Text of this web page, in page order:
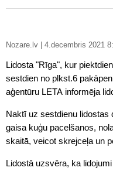
Nozare.lv | 4.decembris 2021
Lidosta "Rīga", kur
sestdien no plkst.6
aģentūru LETA informēja
Naktī uz sestdienu lidostas
gaisa kuģu pacelšanos,
skaitā, veicot skrejceļa un
Lidostā uzsvēra, ka